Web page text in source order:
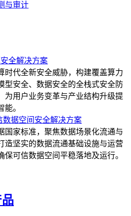
与审计
全解决方案
时代全新安全威胁，构建覆盖算力
型安全、数据安全的全栈式安全防
为用户业务变革与产业结构升级提
能。
数据空间安全解决方案
国家标准，聚焦数据场景化流通与
造坚实的数据流通基础设施与运营
保可信数据空间平稳落地及运行。